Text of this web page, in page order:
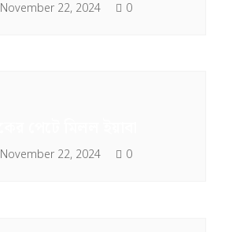
November 22, 2024 0
November 22, 2024 0